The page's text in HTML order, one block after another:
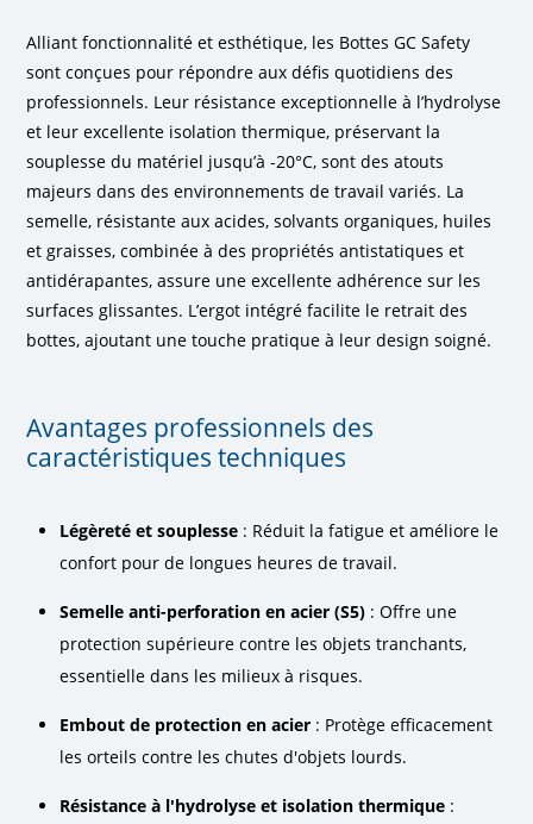
Alliant fonctionnalité et esthétique, les Bottes GC Safety
sont conçues pour répondre aux défis quotidiens des
professionnels. Leur résistance exceptionnelle à l’hydrolyse
et leur excellente isolation thermique, préservant la
souplesse du matériel jusqu’à -20°C, sont des atouts
majeurs dans des environnements de travail variés. La
semelle, résistante aux acides, solvants organiques, huiles
et graisses, combinée à des propriétés antistatiques et
antidérapantes, assure une excellente adhérence sur les
surfaces glissantes. L’ergot intégré facilite le retrait des
bottes, ajoutant une touche pratique à leur design soigné.
Avantages professionnels des
caractéristiques techniques
Légèreté et souplesse : Réduit la fatigue et améliore le
confort pour de longues heures de travail.
Semelle anti-perforation en acier (S5) : Offre une
protection supérieure contre les objets tranchants,
essentielle dans les milieux à risques.
Embout de protection en acier : Protège efficacement
les orteils contre les chutes d'objets lourds.
Résistance à l'hydrolyse et isolation thermique :